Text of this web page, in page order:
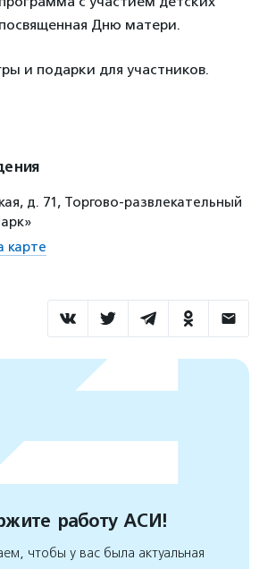
Дню матери.
и подарки для участников.
д. 71, Торгово-развлекательный
карте
работу АСИ!
чтобы у вас была актуальная